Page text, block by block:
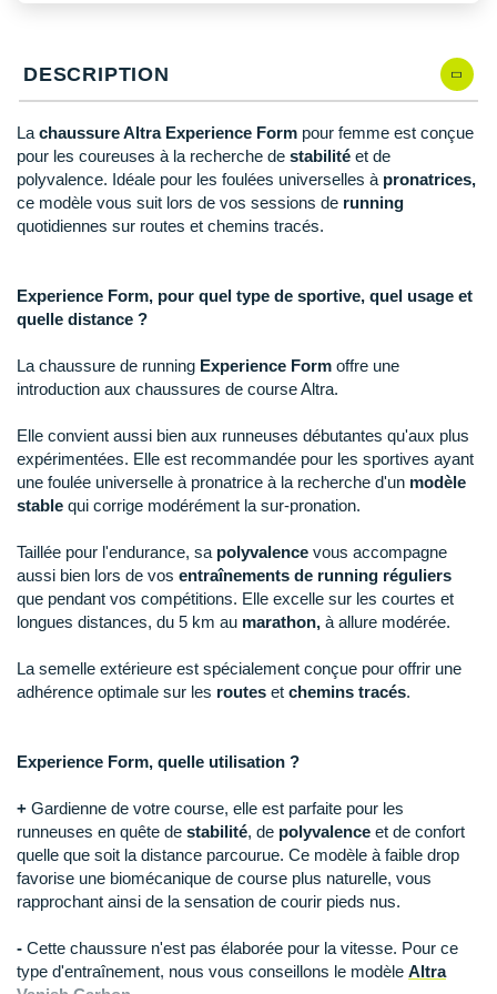
DESCRIPTION
La chaussure Altra Experience Form pour femme est conçue
pour les coureuses à la recherche de stabilité et de
polyvalence. Idéale pour les foulées universelles à pronatrices,
ce modèle vous suit lors de vos sessions de running
quotidiennes sur routes et chemins tracés.
Experience Form, pour quel type de sportive, quel usage et
quelle distance ?
La chaussure de running Experience Form offre une
introduction aux chaussures de course Altra.
Elle convient aussi bien aux runneuses débutantes qu'aux plus
expérimentées. Elle est recommandée pour les sportives ayant
une foulée universelle à pronatrice à la recherche d'un modèle
stable qui corrige modérément la sur-pronation.
Taillée pour l'endurance, sa polyvalence vous accompagne
aussi bien lors de vos entraînements de running réguliers
que pendant vos compétitions. Elle excelle sur les courtes et
longues distances, du 5 km au marathon, à allure modérée.
La semelle extérieure est spécialement conçue pour offrir une
adhérence optimale sur les routes et chemins tracés.
Experience Form, quelle utilisation ?
+ Gardienne de votre course, elle est parfaite pour les
runneuses en quête de stabilité, de polyvalence et de confort
quelle que soit la distance parcourue. Ce modèle à faible drop
favorise une biomécanique de course plus naturelle, vous
rapprochant ainsi de la sensation de courir pieds nus.
- Cette chaussure n'est pas élaborée pour la vitesse. Pour ce
type d'entraînement, nous vous conseillons le modèle Altra
PAR MARQUES
DÉSTOCKAGE
+ Voir tous lesaccessoires
Odlo
On-Running
Orca
Patagonia
Petzl
Puma
Raidlight
Reebok
Salomon
Saxx
Scott
Shokz
Sidas
Smoon
Speedo